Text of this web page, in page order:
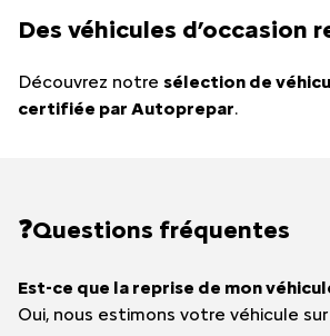
Des véhicules d’occasion
Découvrez notre sélection de
certifiée par Autoprepar.
❓Questions fréquentes
Est-ce que la reprise de mon
Oui, nous estimons votre véhicule